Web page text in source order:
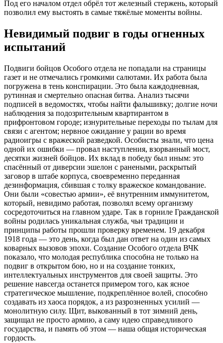
Под его началом отдел обрёл тот железный стержень, который
позволил ему выстоять в самые тяжёлые моменты войны.
Невидимый подвиг в годы огненных
испытаний
Подвиги бойцов Особого отдела не попадали на страницы
газет и не отмечались громкими салютами. Их работа была
погружена в тень конспирации. Это была каждодневная,
рутинная и смертельно опасная битва. Анализ тысячи
подписей в ведомостях, чтобы найти фальшивку; долгие ночи
наблюдения за подозрительным квартирантом в
прифронтовом городе; изнурительные переходы по тылам для
связи с агентом; нервное ожидание у рации во время
радиоигры с вражеской разведкой. Особисты знали, что цена
одной их ошибки — провал наступления, взорванный мост,
десятки жизней бойцов. Их вклад в победу был иным: это
спасённый от диверсии эшелон с ранеными, раскрытый
заговор в штабе корпуса, своевременно переданная
дезинформация, сбившая с толку вражеское командование.
Они были «совестью армии», её внутренним иммунитетом,
который, невидимо работая, позволял всему организму
сосредоточиться на главном ударе. Так в горниле Гражданской
войны родилась уникальная служба, чьи традиции и
принципы работы прошли проверку временем. 19 декабря
1918 года — это день, когда был дан ответ на один из самых
коварных вызовов эпохи. Создание Особого отдела ВЧК
показало, что молодая республика способна не только на
подвиг в открытом бою, но и на создание тонких,
интеллектуальных инструментов для своей защиты. Это
решение навсегда останется примером того, как ясное
стратегическое мышление, подкреплённое волей, способно
создавать из хаоса порядок, а из разрозненных усилий —
монолитную силу. Щит, выкованный в тот зимний день,
защищал не просто армию, а саму идею справедливого
государства, и память об этом — наша общая историческая
гордость.